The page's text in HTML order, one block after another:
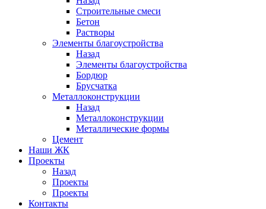
Строительные смеси
Бетон
Растворы
Элементы благоустройства
Назад
Элементы благоустройства
Бордюр
Брусчатка
Металлоконструкции
Назад
Металлоконструкции
Металлические формы
Цемент
Наши ЖК
Проекты
Назад
Проекты
Проекты
Контакты